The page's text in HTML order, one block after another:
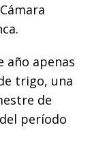
año apenas
trigo, una
de
período